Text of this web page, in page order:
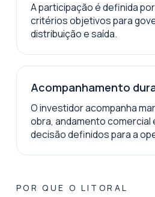
A participação é definida
critérios objetivos para
distribuição e saída.
Acompanhamento
O investidor acompanha
obra, andamento comercial
decisão definidos para a
POR QUE O LITORAL